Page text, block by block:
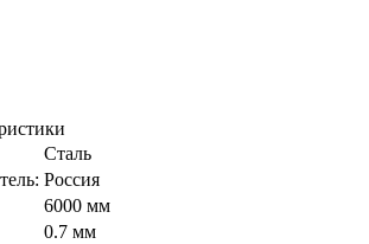
Сталь
Россия
6000 мм
0.7 мм